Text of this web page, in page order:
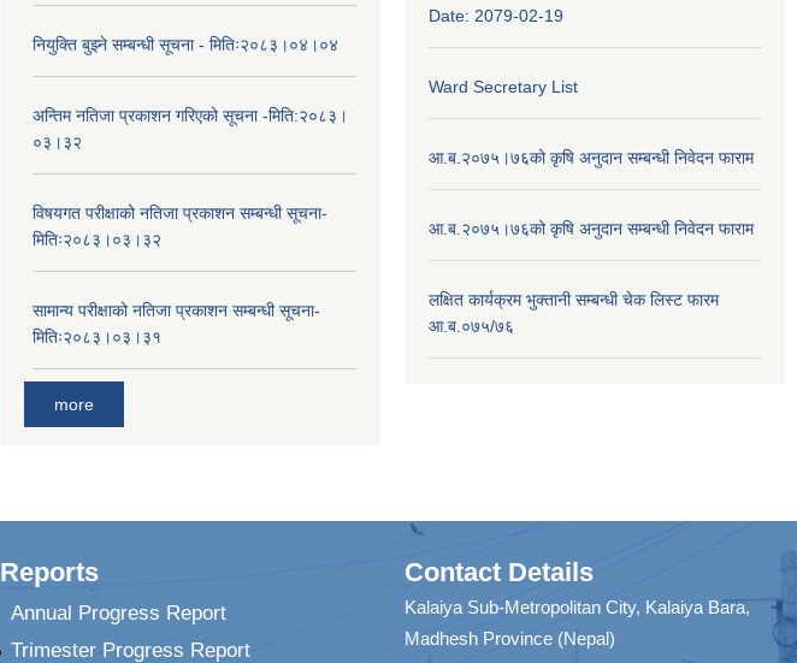
नियुक्ति बुझ्ने सम्बन्धी सूचना - मितिः२०८३।०४।०४
अन्तिम नतिजा प्रकाशन गरिएको सूचना -मिति:२०८३।
०३।३२
विषयगत परीक्षाको नतिजा प्रकाशन सम्बन्धी सूचना-
मितिः२०८३।०३।३२
सामान्य परीक्षाको नतिजा प्रकाशन सम्बन्धी सूचना-
मितिः२०८३।०३।३१
more
Date: 2079-02-19
Ward Secretary List
आ.ब.२०७५।७६को कृषि अनुदान सम्बन्धी निवेदन फाराम
आ.ब.२०७५।७६को कृषि अनुदान सम्बन्धी निवेदन फाराम
लक्षित कार्यक्रम भुक्तानी सम्बन्धी चेक लिस्ट फारम
आ.ब.०७५/७६
Reports
Annual Progress Report
Trimester Progress Report
Contact Details
Kalaiya Sub-Metropolitan City, Kalaiya Bara,
Madhesh Province (Nepal)